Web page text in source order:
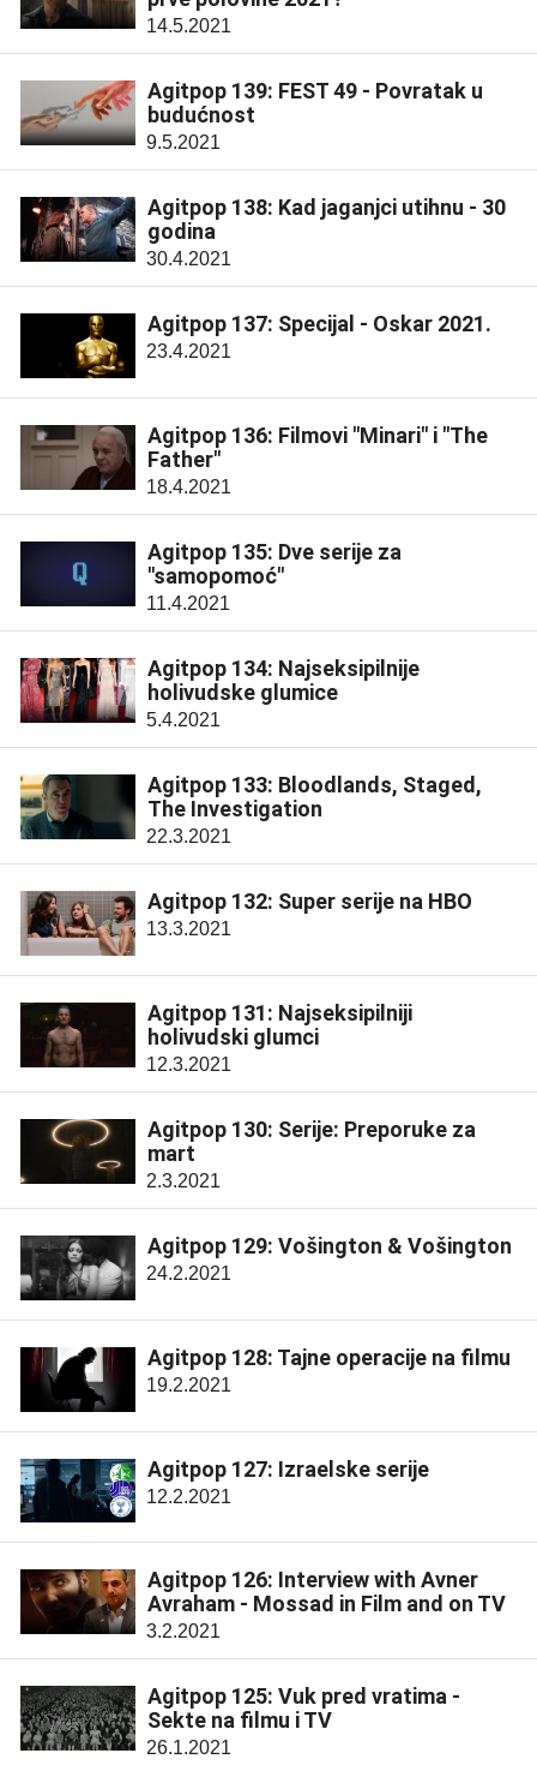
14.5.2021
Agitpop 139: FEST 49 - Povratak u
budućnost
9.5.2021
Agitpop 138: Kad jaganjci utihnu - 30
godina
30.4.2021
Agitpop 137: Specijal - Oskar 2021.
23.4.2021
Agitpop 136: Filmovi "Minari" i "The
Father"
18.4.2021
Agitpop 135: Dve serije za
"samopomoć"
11.4.2021
Agitpop 134: Najseksipilnije
holivudske glumice
5.4.2021
Agitpop 133: Bloodlands, Staged,
The Investigation
22.3.2021
Agitpop 132: Super serije na HBO
13.3.2021
Agitpop 131: Najseksipilniji
holivudski glumci
12.3.2021
Agitpop 130: Serije: Preporuke za
mart
2.3.2021
Agitpop 129: Vošington & Vošington
24.2.2021
Agitpop 128: Tajne operacije na filmu
19.2.2021
Agitpop 127: Izraelske serije
12.2.2021
Agitpop 126: Interview with Avner
Avraham - Mossad in Film and on TV
3.2.2021
Agitpop 125: Vuk pred vratima -
Sekte na filmu i TV
26.1.2021